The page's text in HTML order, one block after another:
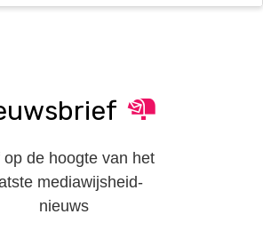
op de hoogte van het
mediawijsheid-
nieuws